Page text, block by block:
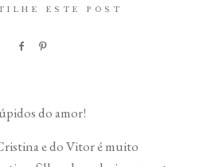
ESTE POST
do amor!
e do Vitor é muito